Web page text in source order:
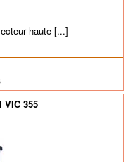
haute [...]
VIC 355